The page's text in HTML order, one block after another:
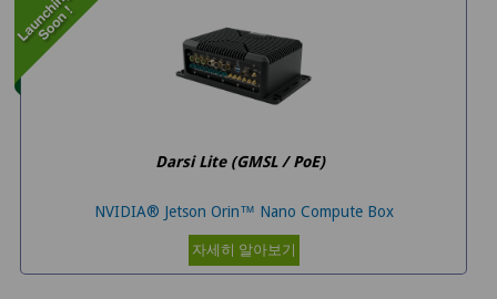
Darsi Lite (GMSL / PoE)
NVIDIA® Jetson Orin™ Nano Compute Box
자세히 알아보기